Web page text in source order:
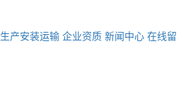
生产安装运输 企业资质 新闻中心 在线留